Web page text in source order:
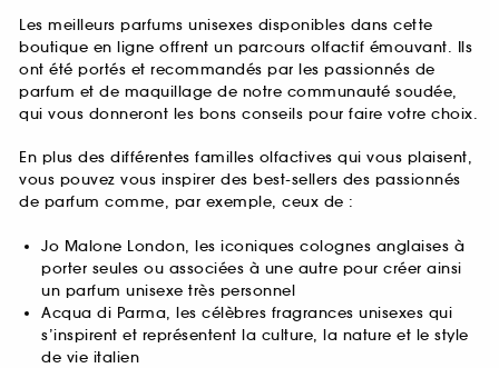
Les meilleurs parfums unisexes disponibles dans cette
boutique en ligne offrent un parcours olfactif émouvant. Ils
ont été portés et recommandés par les passionnés de
parfum et de maquillage de notre communauté soudée,
qui vous donneront les bons conseils pour faire votre choix.
En plus des différentes familles olfactives qui vous plaisent,
vous pouvez vous inspirer des best-sellers des passionnés
de parfum comme, par exemple, ceux de :
Jo Malone London, les iconiques colognes anglaises à
porter seules ou associées à une autre pour créer ainsi
un parfum unisexe très personnel
Acqua di Parma, les célèbres fragrances unisexes qui
s’inspirent et représentent la culture, la nature et le style
de vie italien